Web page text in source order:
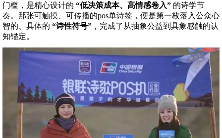
门槛，是精心设计的 “低决策成本、高情感卷入” 的诗学节
奏。那张可触摸、可传播的pos单诗签，便是第一枚落入公众心
智的、具体的 “诗性符号” ，完成了从抽象公益到具象感触的认
知锚定。